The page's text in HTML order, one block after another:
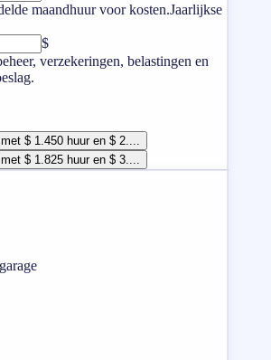
maandhuur voor kosten.Jaarlijkse
$
verzekeringen, belastingen en
$ 1.450 huur en $ 2....
$ 1.825 huur en $ 3....